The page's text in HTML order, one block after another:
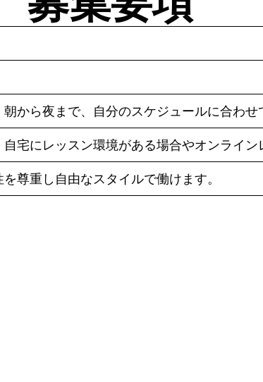
から夜まで、自分のスケジュールに合わせ
宅にレッスン環境がある場合やオンライン
尊重し自由なスタイルで働けます。